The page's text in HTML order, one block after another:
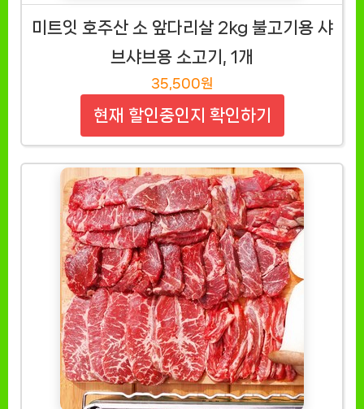
미트잇 호주산 소 앞다리살 2kg 불고기용 샤
브샤브용 소고기, 1개
35,500원
현재 할인중인지 확인하기